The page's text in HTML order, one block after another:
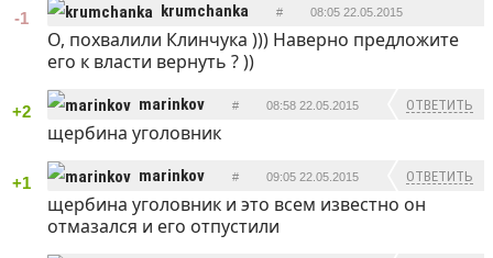
-1 krumchanka # 08:05 22.05.2015
ОТВЕТИТЬ
О, похвалили Клинчука ))) Наверно предложите
его к власти вернуть ? ))
+2 marinkov # 08:58 22.05.2015 ОТВЕТИТЬ
щербина уголовник
+1 marinkov # 09:05 22.05.2015 ОТВЕТИТЬ
щербина уголовник и это всем известно он
отмазался и его отпустили